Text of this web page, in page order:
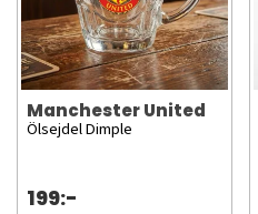
Manchester United
Ölsejdel Dimple
199:-